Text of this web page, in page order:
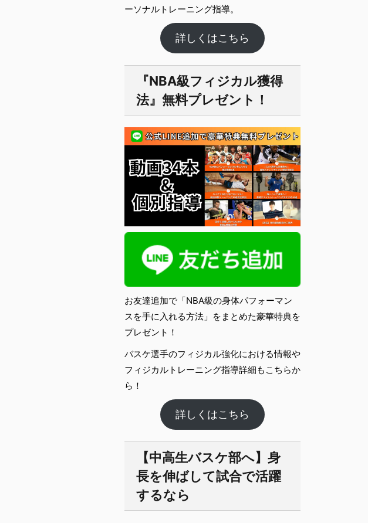
ーソナルト​レーニング指導。
詳しくはこちら
『NBA級フィジカル獲得
法』無料プレゼント！
お友達追加で「NBA級の身体パフォーマン
スを手に入れる方法」をまとめた豪華特典を
プレゼント！
バスケ選手のフィジカル強化における情報や
フィジカルトレーニング指導詳細もこちらか
ら！
詳しくはこちら
【中高生バスケ部へ】身
長を伸ばして試合で活躍
するなら